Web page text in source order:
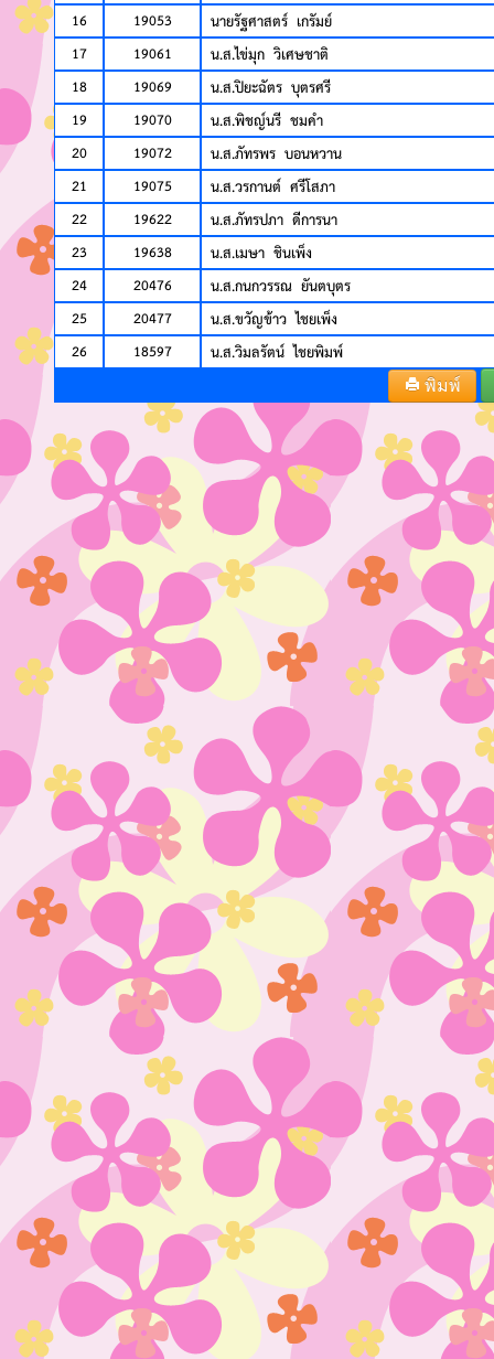
16 19053 นายรัฐศาสตร์ เกรัมย์
17 19061 น.ส.ไข่มุก วิเศษชาติ
18 19069 น.ส.ปิยะฉัตร บุตรศรี
19 19070 น.ส.พิชญ์นรี ชมคำ
20 19072 น.ส.ภัทรพร บอนหวาน
21 19075 น.ส.วรกานต์​ ศรีโสภา
22 19622 น.ส.ภัทรปภา ดีการนา
23 19638 น.ส.เมษา ชินเพ็ง
24 20476 น.ส.กนกวรรณ ยันตบุตร
25 20477 น.ส.ขวัญข้าว ไชยเพ็ง
26 18597 น.ส.วิมลรัตน์ ไชยพิมพ์
พิมพ์